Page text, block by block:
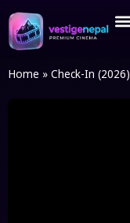
Home » Check-In (2026)